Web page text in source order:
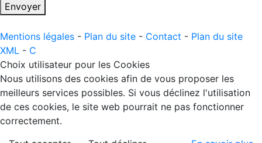
Envoyer
Mentions légales - Plan du site - Contact - Plan du site
XML - C
Choix utilisateur pour les Cookies
Nous utilisons des cookies afin de vous proposer les
meilleurs services possibles. Si vous déclinez l'utilisation
de ces cookies, le site web pourrait ne pas fonctionner
correctement.